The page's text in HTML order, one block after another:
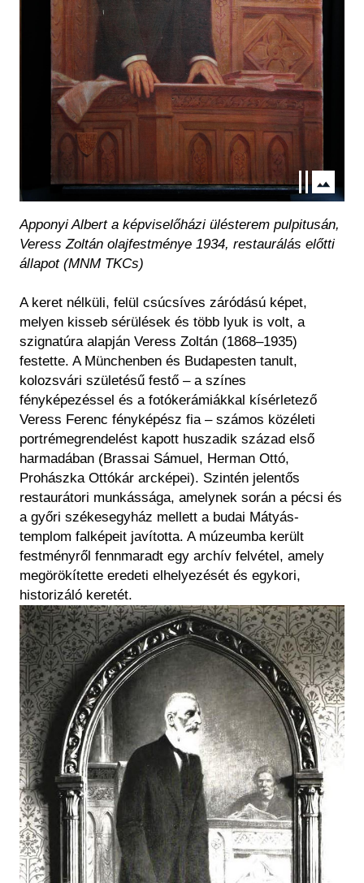
Apponyi Albert a képviselőházi ülésterem pulpitusán,
Veress Zoltán olajfestménye 1934, restaurálás előtti
állapot (MNM TKCs)
A keret nélküli, felül csúcsíves záródású képet,
melyen kisseb sérülések és több lyuk is volt, a
szignatúra alapján Veress Zoltán (1868–1935)
festette. A Münchenben és Budapesten tanult,
kolozsvári születésű festő – a színes
fényképezéssel és a fotókerámiákkal kísérletező
Veress Ferenc fényképész fia – számos közéleti
portrémegrendelést kapott huszadik század első
harmadában (Brassai Sámuel, Herman Ottó,
Prohászka Ottókár arcképei). Szintén jelentős
restaurátori munkássága, amelynek során a pécsi és
a győri székesegyház mellett a budai Mátyás-
templom falképeit javította. A múzeumba került
festményről fennmaradt egy archív felvétel, amely
megörökítette eredeti elhelyezését és egykori,
historizáló keretét.
Image